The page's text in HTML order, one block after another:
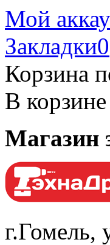
Мой
Закладки0
Корзина
В
Магазин
г.Гомель,